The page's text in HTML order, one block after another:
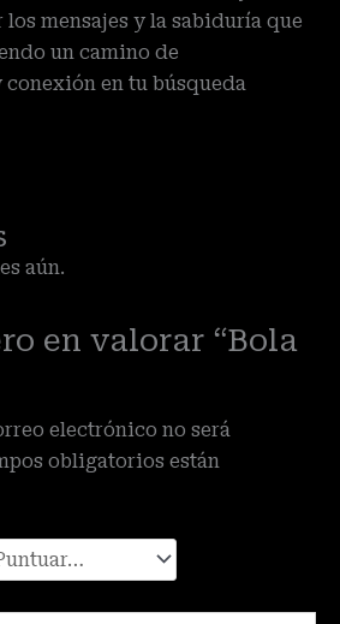
mensajes y la sabiduría que
un camino de
en tu búsqueda
aún.
en valorar “Bola
electrónico no será
obligatorios están